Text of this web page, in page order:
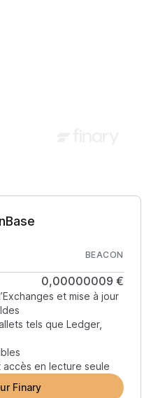
BEACON
0,00000009 €
et mise à jour
tels que Ledger,
en lecture seule
Finary